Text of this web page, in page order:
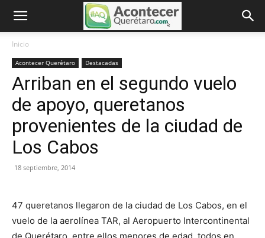
Inicio
Acontecer Querétaro Destacadas
Arriban en el segundo vuelo
de apoyo, queretanos
provenientes de la ciudad de
Los Cabos
18 septiembre, 2014
47 queretanos llegaron de la ciudad de Los Cabos, en el
vuelo de la aerolínea TAR, al Aeropuerto Intercontinental